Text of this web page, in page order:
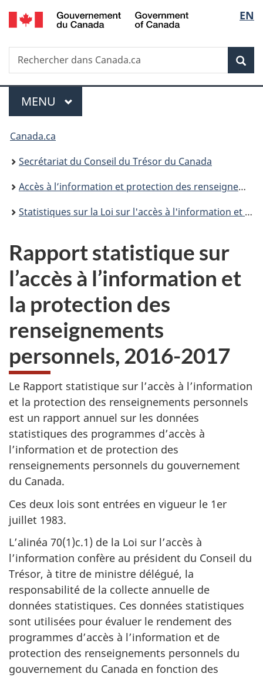
Passer
au
principal
Passer
à
Au
du
Passer
à
version
simplifiée
de
la
EN
Recherche
Rechercher
dans
Menu
MENU PRINCIPAL
Vous
êtes
ici :
Canada.ca
Secrétariat du Conseil du Trésor du Canada
Accès à l’information et protection des renseignements personnels
Statistiques sur la Loi sur l'accès à l'information et la Loi sur la protection des renseignements personnels
Rapport statistique sur
l’accès à l’information et
la protection des
renseignements
personnels, 2016-2017
Le Rapport statistique sur l’accès à l’information
et la protection des renseignements personnels
est un rapport annuel sur les données
statistiques des programmes d’accès à
l’information et de protection des
renseignements personnels du gouvernement
du Canada.
Ces deux lois sont entrées en vigueur le 1er
juillet 1983.
L’alinéa 70(1)c.1) de la Loi sur l’accès à
l’information confère au président du Conseil du
Trésor, à titre de ministre délégué, la
responsabilité de la collecte annuelle de
données statistiques. Ces données statistiques
sont utilisées pour évaluer le rendement des
programmes d’accès à l’information et de
protection des renseignements personnels du
gouvernement du Canada en fonction des